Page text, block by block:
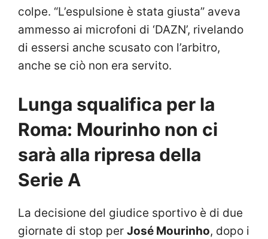
colpe. “L’espulsione è stata giusta” aveva
ammesso ai microfoni di ‘DAZN’, rivelando
di essersi anche scusato con l’arbitro,
anche se ciò non era servito.
Lunga squalifica per la
Roma: Mourinho non ci
sarà alla ripresa della
Serie A
La decisione del giudice sportivo è di due
giornate di stop per José Mourinho, dopo i